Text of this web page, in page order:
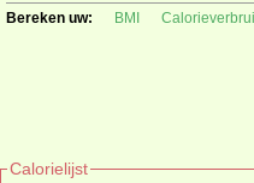
Bereken uw:
BMI
Calorielijst